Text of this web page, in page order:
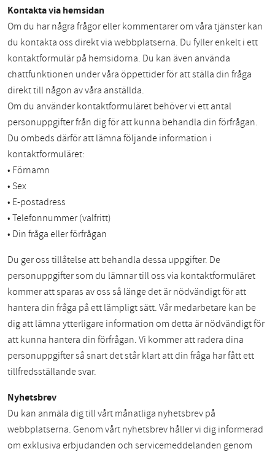
Kontakta via hemsidan
Om du har några frågor eller kommentarer om våra tjänster kan
du kontakta oss direkt via webbplatserna. Du fyller enkelt i ett
kontaktformulär på hemsidorna. Du kan även använda
chattfunktionen under våra öppettider för att ställa din fråga
direkt till någon av våra anställda.
Om du använder kontaktformuläret behöver vi ett antal
personuppgifter från dig för att kunna behandla din förfrågan.
Du ombeds därför att lämna följande information i
kontaktformuläret:
• Förnamn
• Sex
• E-postadress
• Telefonnummer (valfritt)
• Din fråga eller förfrågan
Du ger oss tillåtelse att behandla dessa uppgifter. De
personuppgifter som du lämnar till oss via kontaktformuläret
kommer att sparas av oss så länge det är nödvändigt för att
hantera din fråga på ett lämpligt sätt. Vår medarbetare kan be
dig att lämna ytterligare information om detta är nödvändigt för
att kunna hantera din förfrågan. Vi kommer att radera dina
personuppgifter så snart det står klart att din fråga har fått ett
tillfredsställande svar.
Nyhetsbrev
Du kan anmäla dig till vårt månatliga nyhetsbrev på
webbplatserna. Genom vårt nyhetsbrev håller vi dig informerad
om exklusiva erbjudanden och servicemeddelanden genom